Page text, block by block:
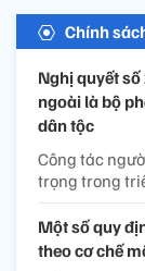
Chính
Nghị quyết
ngoài là bộ
dân tộc
Công tác
trọng trong
Một số quy
theo cơ chế